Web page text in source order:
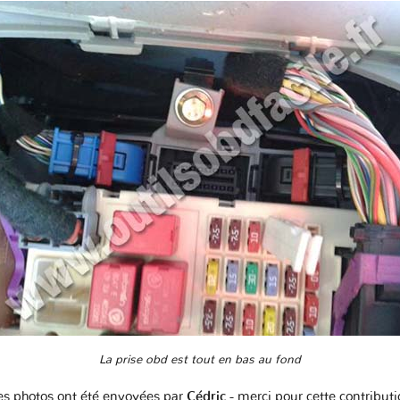
La prise obd est tout en bas au fond
photos ont été envoyées par Cédric - merci pour cette